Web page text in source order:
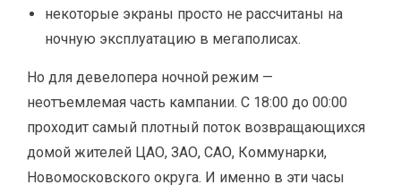
некоторые экраны просто не рассчитаны на
ночную эксплуатацию в мегаполисах.
Но для девелопера ночной режим —
неотъемлемая часть кампании. С 18:00 до 00:00
проходит самый плотный поток возвращающихся
домой жителей ЦАО, ЗАО, САО, Коммунарки,
Новомосковского округа. И именно в эти часы